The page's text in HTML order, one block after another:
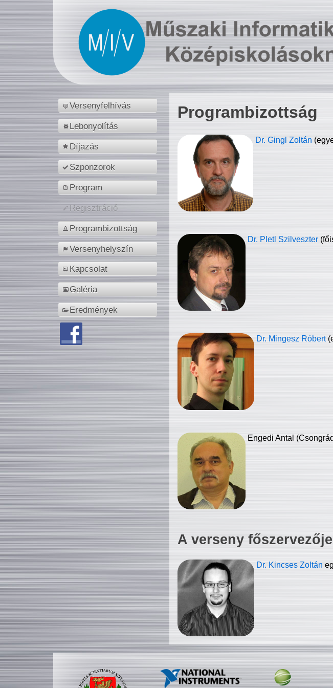
Versenyfelhívás
Lebonyolítás
Díjazás
Szponzorok
Program
Regisztráció
Programbizottság
Versenyhelyszín
Kapcsolat
Galéria
Eredmények
Programbizottság
Dr. Gingl Zoltán
Dr. Pletl Szilveszter
Dr. Mingesz Róbert
Engedi Antal
A verseny főszervezője
Dr. Kincses Zoltán